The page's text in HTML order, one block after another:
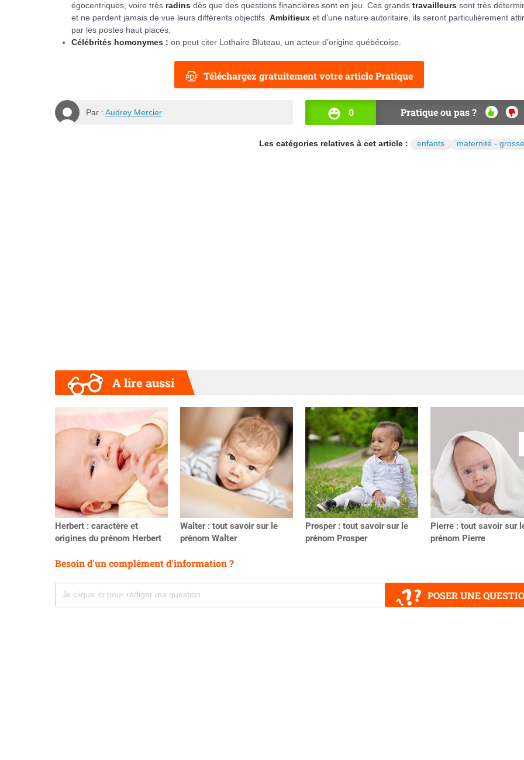
égocentriques, voire très radins dès que des questions financières sont en jeu. Ces grands travailleurs sont très
et ne perdent jamais de vue leurs différents objectifs. Ambitieux et d’une nature autoritaire, ils seront particulièrement
par les postes haut placés.
Célébrités homonymes : on peut citer Lothaire Bluteau, un acteur d’origine québécoise.
Téléchargez gratuitement votre article Pratique
Par : Audrey Mercier 0 Pratique ou pas ?
OUI NON
Les catégories relatives à cet article : enfants maternité -
A lire aussi
Herbert : caractère et
origines du prénom Herbert
Walter : tout savoir sur le
prénom Walter
Prosper : tout savoir sur le
prénom Prosper
Pierre : tout savoir sur
prénom Pierre
Besoin d'un complément d'information ?
POSER UNE